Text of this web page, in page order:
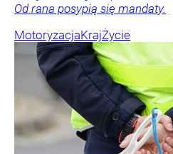
Od rana posypią się mandaty.
MotoryzacjaKrajŻycie